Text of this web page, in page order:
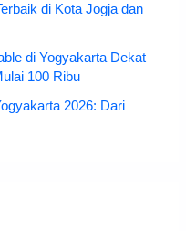
di Kota Jogja dan
di Yogyakarta Dekat
100 Ribu
2026: Dari